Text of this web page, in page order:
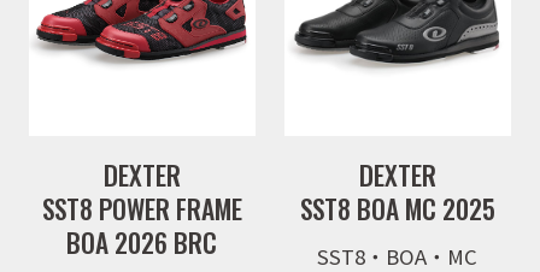
DEXTER
SST8 POWER FRAME
BOA 2026 BRC
DEXTER
SST8 BOA MC 2025
SST8・BOA・MC